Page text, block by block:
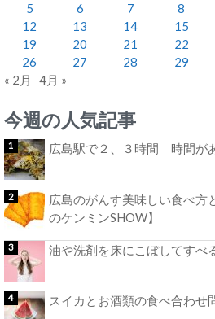
5
6 7 8
12
13 14 15
19
20 21 22
26
27 28 29
« 2月
4月 »
今週の人気記事
広島駅で２、３時間 時間が
広島のがんす美味しい食べ方
のケンミンSHOW】
油や洗剤を床にこぼしてすべ
スイカとお酒類の食べ合わせ